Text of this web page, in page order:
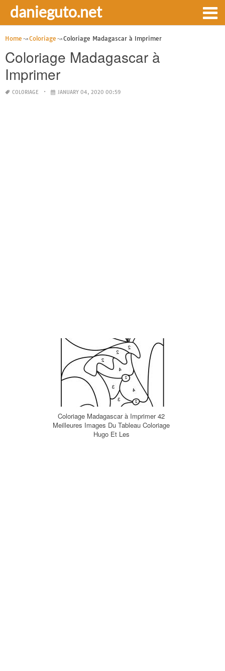
danieguto.net
Home Coloriage Coloriage Madagascar à Imprimer
Coloriage Madagascar à
Imprimer
COLORIAGE JANUARY 04, 2020 00:59
Coloriage Madagascar à Imprimer 42
Meilleures Images Du Tableau Coloriage
Hugo Et Les